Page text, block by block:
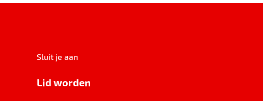
Sluit je aan
Lid worden